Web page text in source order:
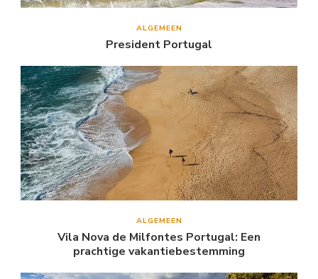
ALGEMEEN
President Portugal
ALGEMEEN
Vila Nova de Milfontes Portugal: Een
prachtige vakantiebestemming